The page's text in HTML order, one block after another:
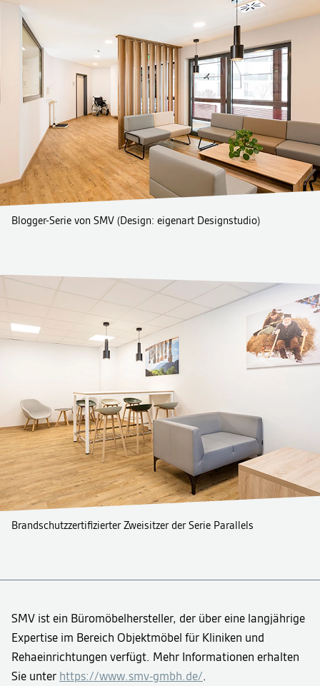
Blogger-Serie von SMV (Design: eigenart Designstudio)
Brandschutzzertifizierter Zweisitzer der Serie Parallels
SMV ist ein Büromöbelhersteller, der über eine langjährige
Expertise im Bereich Objektmöbel für Kliniken und
Rehaeinrichtungen verfügt. Mehr Informationen erhalten
Sie unter https://www.smv-gmbh.de/.